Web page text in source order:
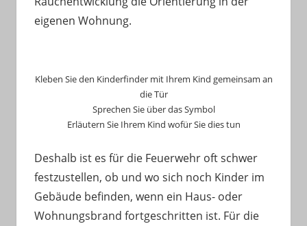
eigenen Wohnung.
Kleben Sie den Kinderfinder mit Ihrem Kind gemeinsam an
die Tür
Sprechen Sie über das Symbol
Erläutern Sie Ihrem Kind wofür Sie dies tun
Deshalb ist es für die Feuerwehr oft schwer
festzustellen, ob und wo sich noch Kinder im
Gebäude befinden, wenn ein Haus- oder
Wohnungsbrand fortgeschritten ist. Für die